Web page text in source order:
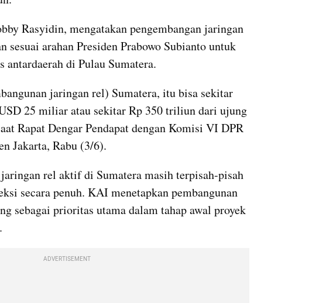
Rasyidin, mengatakan pengembangan jaringan
sesuai arahan Presiden Prabowo Subianto untuk
di Pulau Sumatera.
jaringan rel) Sumatera, itu bisa sekitar
25 miliar atau sekitar Rp 350 triliun dari ujung
Rapat Dengar Pendapat dengan Komisi VI DPR
Jakarta, Rabu (3/6).
rel aktif di Sumatera masih terpisah-pisah
secara penuh. KAI menetapkan pembangunan
sebagai prioritas utama dalam tahap awal proyek
ADVERTISEMENT